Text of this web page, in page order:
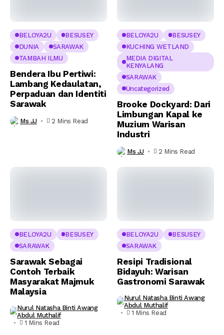
BELOYA2U
BESUSEY
DUNIA
SARAWAK
TAMBAH ILMU
Bendera Ibu Pertiwi:
Lambang Kedaulatan,
Perpaduan dan Identiti
Sarawak
Ms JJ 2 Mins Read
BELOYA2U
BESUSEY
KUCHING WETLAND
MEDIA DIGITAL
KENYALANG
SARAWAK
Uncategorized
Brooke Dockyard: Dari
Limbungan Kapal ke
Muzium Warisan
Industri
Ms JJ 2 Mins Read
BELOYA2U
BESUSEY
SARAWAK
Sarawak Sebagai
Contoh Terbaik
Masyarakat Majmuk
Malaysia
Nurul Natasha Binti Awang
Abdul Muthalif
1 Mins Read
BELOYA2U
BESUSEY
SARAWAK
Resipi Tradisional
Bidayuh: Warisan
Gastronomi Sarawak
Nurul Natasha Binti Awang
Abdul Muthalif
1 Mins Read